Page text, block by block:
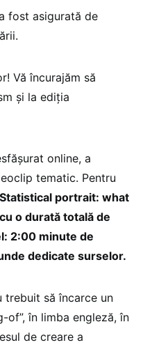
fost asigurată de
Vă încurajăm să
și la ediția
online, a
tematic. Pentru
Statistical portrait: what
o durată totală de
2:00 minute de
dedicate surselor.
trebuit să încarce un
of”, în limba engleză, în
de creare a